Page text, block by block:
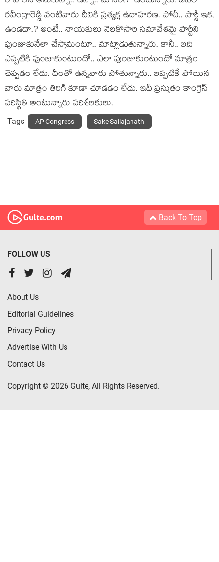
ర‌వీంద్రారెడ్డి వంటివారు దీనికి ప్ర‌త్య‌క్ష ఉదాహ‌ర‌ణ‌. పోనీ.. పార్టీ ఇక‌,
ఉండ‌దా.? అంటే.. నాయ‌కులు నెల‌కొసారి స‌మావేశమై పార్టీని
పుంజుకునేలా చేస్తామంటూ.. మాట్లాడుతున్నారు. కానీ.. ఇది
ఎప్ప‌టికి పుంజుకుంటుందో.. ఎలా పుంజుకుంటుందో మాత్రం
చెప్ప‌డం లేదు. దీంతో ఉన్న‌వారు పోతున్నారు.. ఇప్ప‌టికే పోయిన
వారు మాత్రం తిరిగి కూడా చూడ‌డం లేదు. ఇదీ ప్ర‌స్తుతం కాంగ్రెస్
ప‌రిస్థితి అంటున్నారు ప‌రిశీల‌కులు.
Tags AP Congress Sake Sailajanath
Back To Top
FOLLOW US
About Us
Editorial Guidelines
Privacy Policy
Advertise With Us
Contact Us
Copyright © 2026 Gulte, All Rights Reserved.